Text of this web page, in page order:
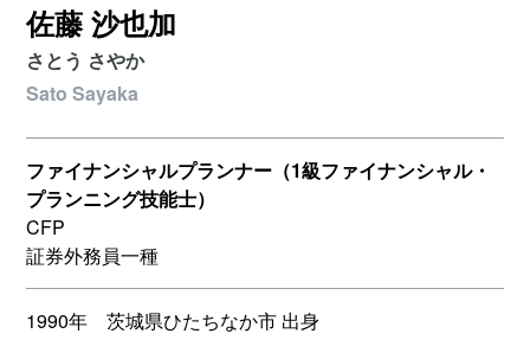
佐藤 沙也加
さとう さやか
Sato Sayaka
ファイナンシャルプランナー（1級ファイナンシャル・
プランニング技能士）
CFP
証券外務員一種
1990年 茨城県ひたちなか市 出身